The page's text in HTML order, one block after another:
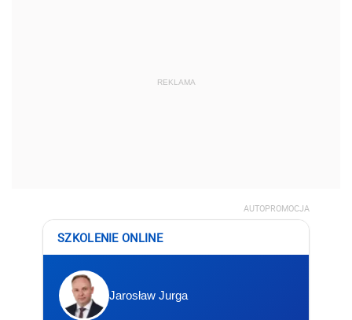
REKLAMA
AUTOPROMOCJA
SZKOLENIE ONLINE
Jarosław Jurga